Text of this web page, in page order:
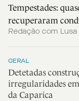
Tempestades:
recuperaram
Redação com
GERAL
Detetadas
irregularidades
da Caparica